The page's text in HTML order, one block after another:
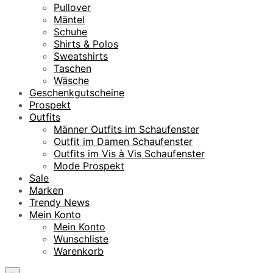
€
Pullover
Mäntel
Schuhe
Shirts & Polos
Sweatshirts
Taschen
Wäsche
Geschenkgutscheine
Prospekt
Outfits
Männer Outfits im Schaufenster
Outfit im Damen Schaufenster
Outfits im Vis à Vis Schaufenster
Mode Prospekt
Sale
Marken
Trendy News
Mein Konto
Mein Konto
Wunschliste
Warenkorb